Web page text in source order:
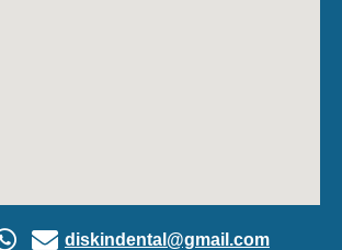
diskindental@gmail.com